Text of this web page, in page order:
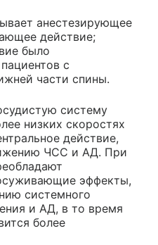
анестезирующее
действие;
было
с
части спины.
систему
низких скоростях
действие,
ЧСС и АД. При
эффекты,
системного
и АД, в то время
более